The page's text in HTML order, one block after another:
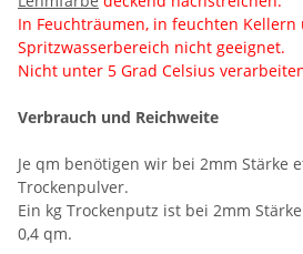
In Feuchträumen, in feuchten Kellern
Spritzwasserbereich nicht geeignet.
Nicht unter 5 Grad Celsius
Verbrauch und Reichweite
Je qm benötigen wir bei 2mm Stärke
Trockenpulver.
Ein kg Trockenputz ist bei 2mm
0,4 qm.